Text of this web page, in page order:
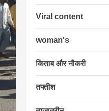
Viral content
woman's
किताब और नौकरी
तफ्तीश